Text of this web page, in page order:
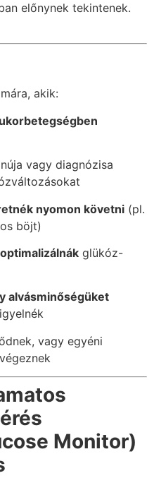
előnynek tekintenek.
akik:
vagy diagnózisa
nyomon követni (pl.
böjt)
glükóz-
alvásminőségüket
vagy egyéni
Monitor)